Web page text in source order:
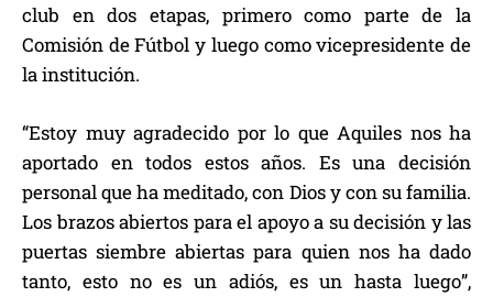
club en dos etapas, primero como parte de la
Comisión de Fútbol y luego como vicepresidente de
la institución.
“Estoy muy agradecido por lo que Aquiles nos ha
aportado en todos estos años. Es una decisión
personal que ha meditado, con Dios y con su familia.
Los brazos abiertos para el apoyo a su decisión y las
puertas siembre abiertas para quien nos ha dado
tanto, esto no es un adiós, es un hasta luego”,